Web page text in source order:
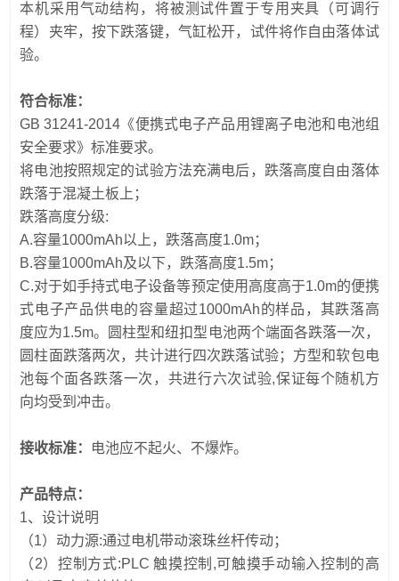
本机采用气动结构，将被测试件置于专用夹具（可调行
程）夹牢，按下跌落键，气缸松开，试件将作自由落体试
验。
符合标准：
GB 31241-2014《便携式电子产品用锂离子电池和电池组
安全要求》标准要求。
将电池按照规定的试验方法充满电后，跌落高度自由落体
跌落于混凝土板上；
跌落高度分级:
A.容量1000mAh以上，跌落高度1.0m；
B.容量1000mAh及以下，跌落高度1.5m；
C.对于如手持式电子设备等预定使用高度高于1.0m的便携
式电子产品供电的容量超过1000mAh的样品，其跌落高
度应为1.5m。圆柱型和纽扣型电池两个端面各跌落一次，
圆柱面跌落两次，共计进行四次跌落试验；方型和软包电
池每个面各跌落一次，共进行六次试验,保证每个随机方
向均受到冲击。
接收标准： 电池应不起火、不爆炸。
产品特点：
1、设计说明
（1）动力源:通过电机带动滚珠丝杆传动；
（2）控制方式:PLC 触摸控制,可触摸手动输入控制的高